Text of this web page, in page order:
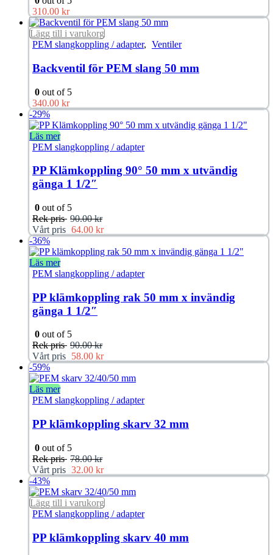
310.00 kr
Lägg till i varukorg
PEM slangkoppling / adapter, Ventiler
Backventil för PEM slang 50 mm
0 out of 5
340.00 kr
-29%
Läs mer
PEM slangkoppling / adapter
PP Klämkoppling 90° 50 mm x utvändig
gänga 1 1/2″
0 out of 5
Rek pris 90.00kr
Vårt pris 64.00 kr
-36%
Läs mer
PEM slangkoppling / adapter
PP klämkoppling rak 50 mm x invändig
gänga 1 1/2″
0 out of 5
Rek pris 90.00kr
Vårt pris 58.00 kr
-59%
Läs mer
PEM slangkoppling / adapter
PP klämkoppling skarv 32 mm
0 out of 5
Rek pris 78.00kr
Vårt pris 32.00 kr
-43%
Lägg till i varukorg
PEM slangkoppling / adapter
PP klämkoppling skarv 40 mm